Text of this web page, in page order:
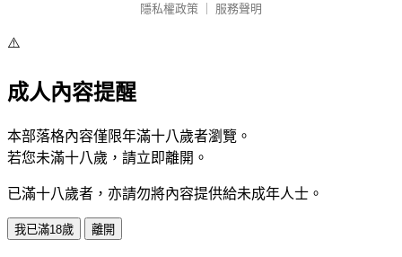
隱私權政策
服務聲明
⚠️
成人內容提醒
本部落格內容僅限年滿十八歲者瀏覽。
若您未滿十八歲，請立即離開。
已滿十八歲者，亦請勿將內容提供給未成年人士。
我已滿18歲 離開